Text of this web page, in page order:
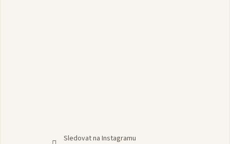
Sledovat na Instagramu